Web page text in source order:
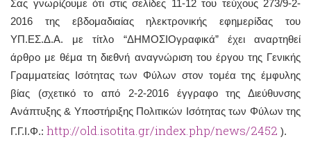
Σας γνωρίζουμε ότι στις σελίδες 11-12 του τεύχους 273/9-2-
2016 της εβδομαδιαίας ηλεκτρονικής εφημερίδας του
ΥΠ.ΕΣ.Δ.Α. με τίτλο “ΔΗΜΟΣΙΟγραφικά” έχει αναρτηθεί
άρθρο με θέμα τη διεθνή αναγνώριση του έργου της Γενικής
Γραμματείας Ισότητας των Φύλων στον τομέα της έμφυλης
βίας (σχετικό το από 2-2-2016 έγγραφο της Διεύθυνσης
Ανάπτυξης & Υποστήριξης Πολιτικών Ισότητας των Φύλων της
Γ.Γ.Ι.Φ.: http://old.isotita.gr/index.php/news/2452 ).